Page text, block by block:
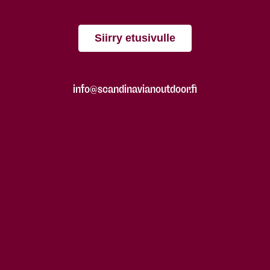
Siirry etusivulle
info@scandinavianoutdoor.fi